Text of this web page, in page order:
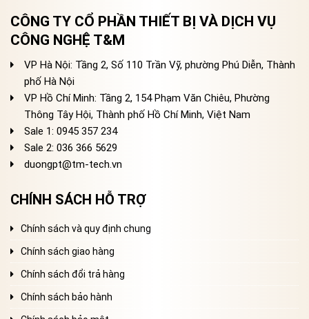
CÔNG TY CỔ PHẦN THIẾT BỊ VÀ DỊCH VỤ
CÔNG NGHỆ T&M
VP Hà Nội: Tầng 2, Số 110 Trần Vỹ, phường Phú Diễn, Thành
phố Hà Nội
VP Hồ Chí Minh: Tầng 2, 154 Phạm Văn Chiêu, Phường
Thông Tây Hội, Thành phố Hồ Chí Minh, Việt Nam
Sale 1: 0945 357 234
Sale 2: 036 366 5629
duongpt@tm-tech.vn
CHÍNH SÁCH HỖ TRỢ
Chính sách và quy định chung
Chính sách giao hàng
Chính sách đổi trả hàng
Chính sách bảo hành